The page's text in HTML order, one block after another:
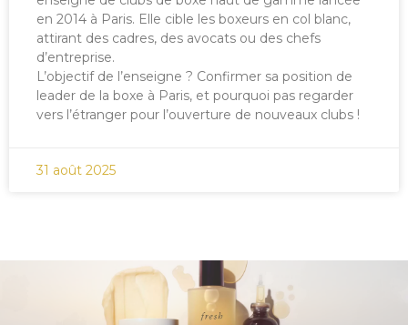
en 2014 à Paris. Elle cible les boxeurs en col blanc,
attirant des cadres, des avocats ou des chefs
d’entreprise.
L’objectif de l’enseigne ? Confirmer sa position de
leader de la boxe à Paris, et pourquoi pas regarder
vers l’étranger pour l’ouverture de nouveaux clubs !
31 août 2025